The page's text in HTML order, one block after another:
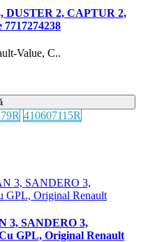
DUSTER 2, CAPTUR 2,
Value, C..
410607115R
3, SANDERO 3,
GPL, Original Renault